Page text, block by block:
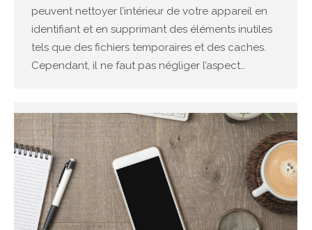
peuvent nettoyer l’intérieur de votre appareil en
identifiant et en supprimant des éléments inutiles
tels que des fichiers temporaires et des caches.
Cependant, il ne faut pas négliger l’aspect…